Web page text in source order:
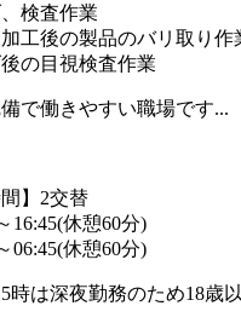
、検査作業
加工後の製品のバリ取り作
後の目視検査作業
で働きやすい職場です...
間】2交替
16:45(休憩60分)
06:45(休憩60分)
時は深夜勤務のため18歳